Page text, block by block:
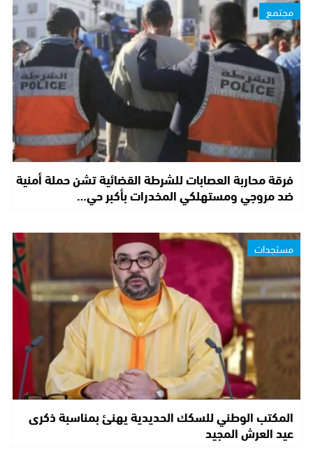
مجتمع
فرقة محاربة العصابات للشرطة القضائية تشن حملة أمنية
ضد مروجي ومستهلكي المخدرات بأكبر حي…
مستجدات
المكتب الوطني للسكك الحديدية يهنئ بمناسبة ذكرى
عيد العرش المجيد